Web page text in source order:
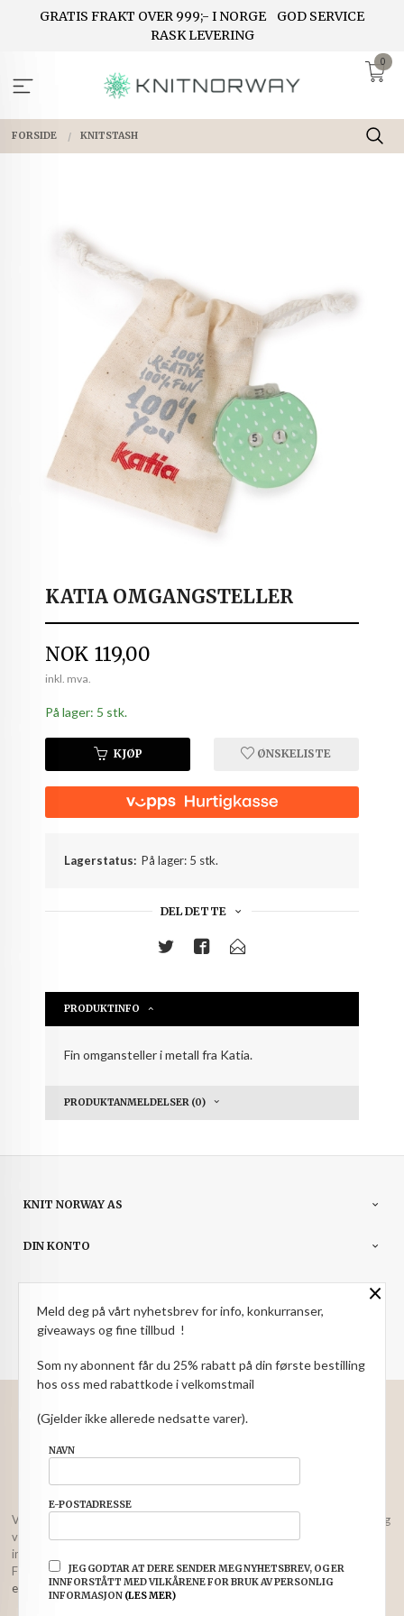
GRATIS FRAKT OVER 999;- I NORGE
GOD SERVICE
RASK LEVERING
0
FORSIDE KNITSTASH
KATIA OMGANGSTELLER
Pris
NOK 119,00
inkl. mva.
På lager: 5 stk.
KJØP ØNSKELISTE
Lagerstatus: På lager: 5 stk.
DEL DETTE
PRODUKTINFO
Fin omgansteller i metall fra Katia.
PRODUKTANMELDELSER (0)
KNIT NORWAY AS
DIN KONTO
NYHETSBREV
PARTNERE
Valuta
FRAKT
Vår nettbutikk bruker cookies slik at du får en bedre kjøpsopplevelse og
vi kan yte deg bedre service. Vi bruker cookies hovedsaklig til å lagre
innloggingsdetaljer og huske hva du har puttet i handlekurven din.
Fortsett å bruke siden som normalt om du godtar dette.Les mer
endre innstillinger for cookies.
×
Meld deg på vårt nyhetsbrev for info, konkurranser,
giveaways og fine tillbud !
Som ny abonnent får du 25% rabatt på din første bestilling
hos oss med rabattkode i velkomstmail
(Gjelder ikke allerede nedsatte varer).
NAVN
E-POSTADRESSE
JEG GODTAR AT DERE SENDER MEG NYHETSBREV, OG ER
INNFORSTÅTT MED VILKÅRENE FOR BRUK AV PERSONLIG
INFORMASJON (LES MER)